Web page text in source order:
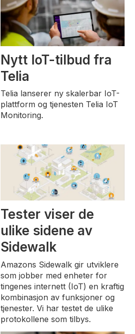
Nytt IoT-tilbud fra
Telia
Telia lanserer ny skalerbar IoT-
plattform og tjenesten Telia IoT
Monitoring.
Tester viser de
ulike sidene av
Sidewalk
Amazons Sidewalk gir utviklere
som jobber med enheter for
tingenes internett (IoT) en kraftig
kombinasjon av funksjoner og
tjenester. Vi har testet de ulike
protokollene som tilbys.